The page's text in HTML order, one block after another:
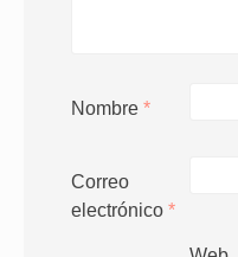
Nombre *
Correo
electrónico *